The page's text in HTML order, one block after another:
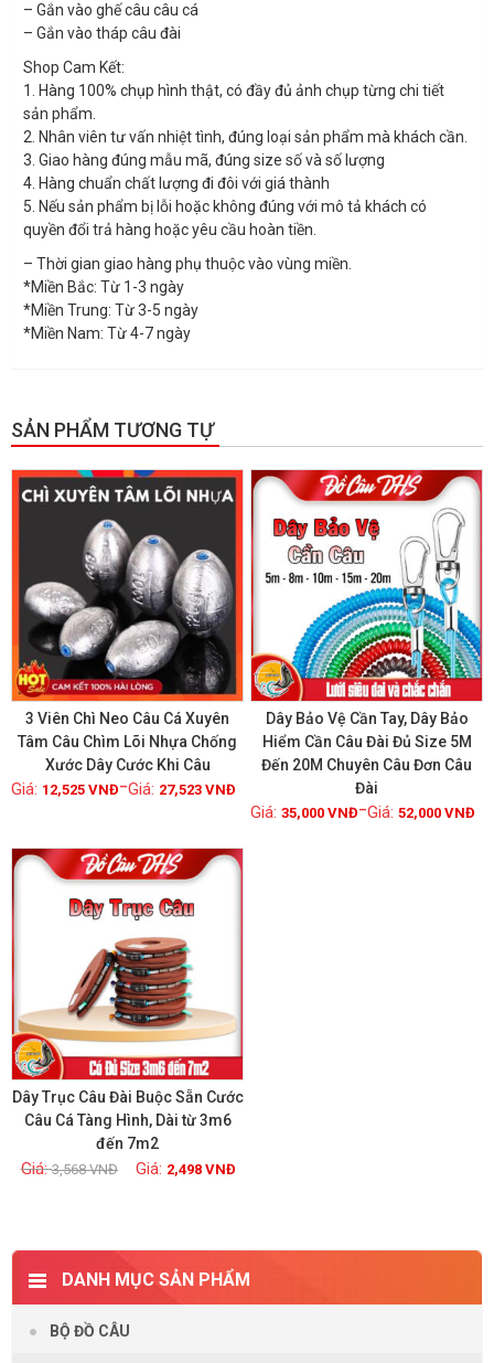
– Gắn vào ghế câu câu cá
– Gắn vào tháp câu đài
Shop Cam Kết:
1. Hàng 100% chụp hình thật, có đầy đủ ảnh chụp từng chi tiết
sản phẩm.
2. Nhân viên tư vấn nhiệt tình, đúng loại sản phẩm mà khách cần.
3. Giao hàng đúng mẫu mã, đúng size số và số lượng
4. Hàng chuẩn chất lượng đi đôi với giá thành
5. Nếu sản phẩm bị lỗi hoặc không đúng với mô tả khách có
quyền đổi trả hàng hoặc yêu cầu hoàn tiền.
– Thời gian giao hàng phụ thuộc vào vùng miền.
*Miền Bắc: Từ 1-3 ngày
*Miền Trung: Từ 3-5 ngày
*Miền Nam: Từ 4-7 ngày
SẢN PHẨM TƯƠNG TỰ
Xem chi tiết
3 Viên Chì Neo Câu Cá Xuyên
Tâm Câu Chìm Lõi Nhựa Chống
Xước Dây Cước Khi Câu
12,525 VNĐ– 27,523 VNĐ
GIẢM GIÁ!
Xem chi tiết
Dây Bảo Vệ Cần Tay, Dây Bảo
Hiểm Cần Câu Đài Đủ Size 5M
Đến 20M Chuyên Câu Đơn Câu
Đài
35,000 VNĐ– 52,000 VNĐ
GIẢM GIÁ!
Xem chi tiết
Dây Trục Câu Đài Buộc Sẵn Cước
Câu Cá Tàng Hình, Dài từ 3m6
đến 7m2
3,568VNĐ 2,498 VNĐ
DANH MỤC SẢN PHẨM
BỘ ĐỒ CÂU